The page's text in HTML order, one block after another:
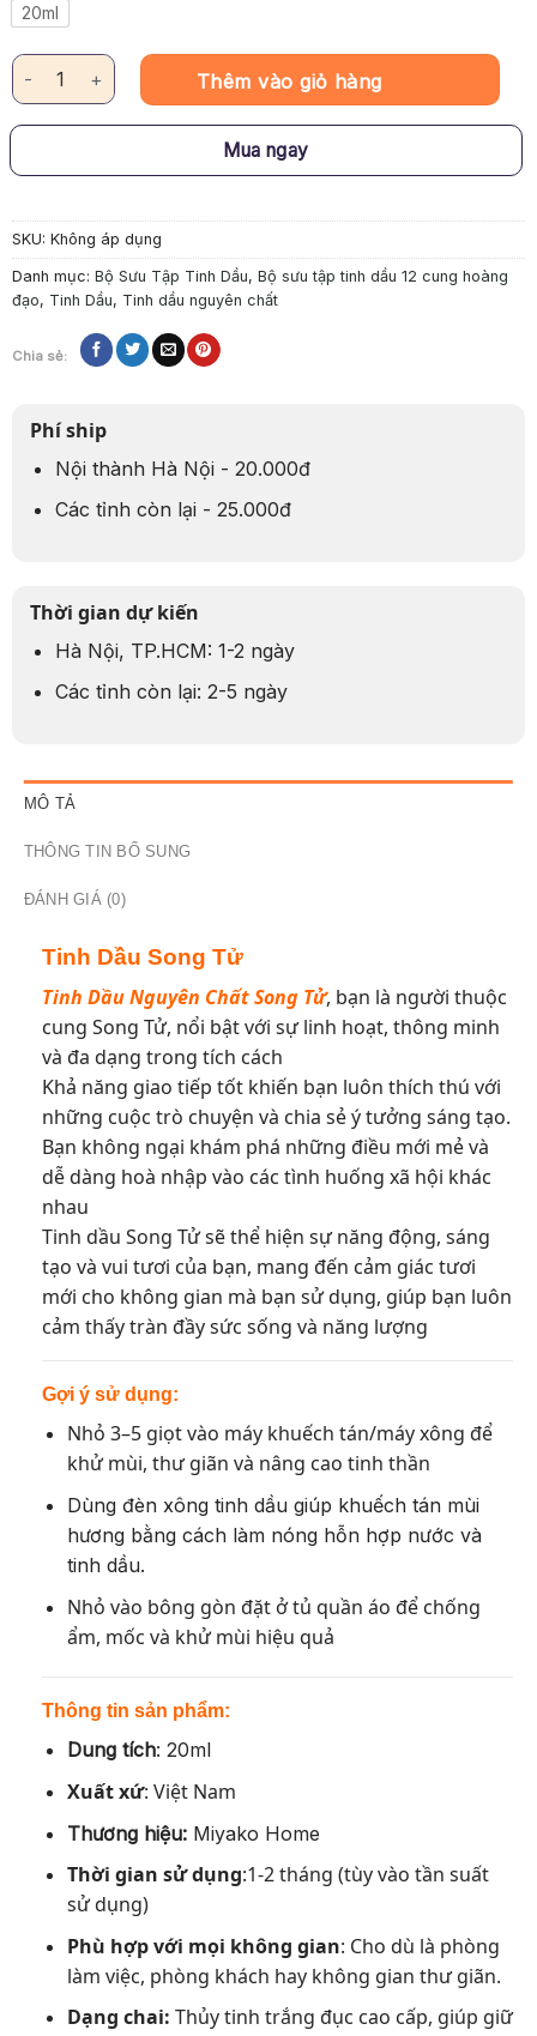
20ml
Tinh Dầu Nguyên Chất Miyako Home – Song Tử số lượng
Thêm vào giỏ hàng
Mua ngay
SKU: Không áp dụng
Danh mục: Bộ Sưu Tập Tinh Dầu, Bộ sưu tập tinh dầu 12 cung hoàng
đạo, Tinh Dầu, Tinh dầu nguyên chất
Chia sẻ:
Phí ship
Nội thành Hà Nội - 20.000đ
Các tỉnh còn lại - 25.000đ
Thời gian dự kiến
Hà Nội, TP.HCM: 1-2 ngày
Các tỉnh còn lại: 2-5 ngày
MÔ TẢ
THÔNG TIN BỔ SUNG
ĐÁNH GIÁ (0)
Tinh Dầu Song Tử
Tinh Dầu Nguyên Chất Song Tử, bạn là người thuộc
cung Song Tử, nổi bật với sự linh hoạt, thông minh
và đa dạng trong tích cách
Khả năng giao tiếp tốt khiến bạn luôn thích thú với
những cuộc trò chuyện và chia sẻ ý tưởng sáng tạo.
Bạn không ngại khám phá những điều mới mẻ và
dễ dàng hoà nhập vào các tình huống xã hội khác
nhau
Tinh dầu Song Tử sẽ thể hiện sự năng động, sáng
tạo và vui tươi của bạn, mang đến cảm giác tươi
mới cho không gian mà bạn sử dụng, giúp bạn luôn
cảm thấy tràn đầy sức sống và năng lượng
Gợi ý sử dụng:
Nhỏ 3–5 giọt vào máy khuếch tán/máy xông để
khử mùi, thư giãn và nâng cao tinh thần
Dùng đèn xông tinh dầu giúp khuếch tán mùi
hương bằng cách làm nóng hỗn hợp nước và
tinh dầu.
Nhỏ vào bông gòn đặt ở tủ quần áo để chống
ẩm, mốc và khử mùi hiệu quả
Thông tin sản phẩm:
Dung tích: 20ml
Xuất xứ: Việt Nam
Thương hiệu:Miyako Home
Thời gian sử dụng:1-2 tháng (tùy vào tần suất
sử dụng)
Phù hợp với mọi không gian: Cho dù là phòng
làm việc, phòng khách hay không gian thư giãn.
Dạng chai: Thủy tinh trắng đục cao cấp, giúp giữ